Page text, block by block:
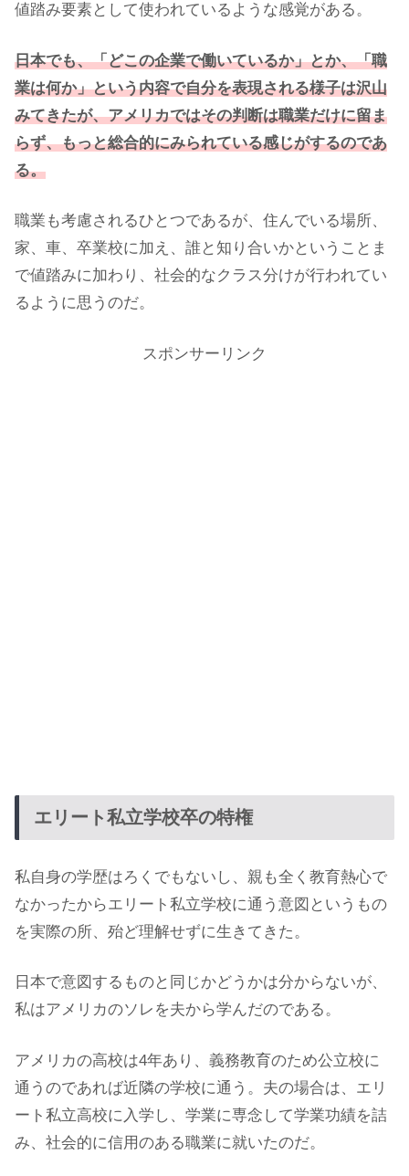
値踏み要素として使われているような感覚がある。
日本でも、「どこの企業で働いているか」とか、「職
業は何か」という内容で自分を表現される様子は沢山
みてきたが、アメリカではその判断は職業だけに留ま
らず、もっと総合的にみられている感じがするのであ
る。
職業も考慮されるひとつであるが、住んでいる場所、
家、車、卒業校に加え、誰と知り合いかということま
で値踏みに加わり、社会的なクラス分けが行われてい
るように思うのだ。
スポンサーリンク
エリート私立学校卒の特権
私自身の学歴はろくでもないし、親も全く教育熱心で
なかったからエリート私立学校に通う意図というもの
を実際の所、殆ど理解せずに生きてきた。
日本で意図するものと同じかどうかは分からないが、
私はアメリカのソレを夫から学んだのである。
アメリカの高校は4年あり、義務教育のため公立校に
通うのであれば近隣の学校に通う。夫の場合は、エリ
ート私立高校に入学し、学業に専念して学業功績を詰
み、社会的に信用のある職業に就いたのだ。